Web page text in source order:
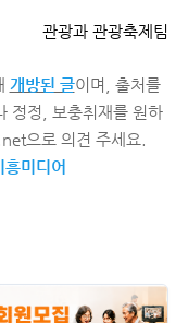
관광과 관광축제팀
개방된 글이며, 출처를
정정, 보충취재를 원하
으로 의견 주세요.
흥미디어